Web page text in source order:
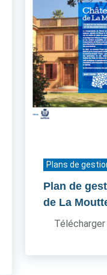
Plans de
Plan de
de La